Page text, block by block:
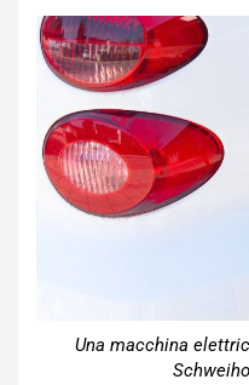
Una macchina